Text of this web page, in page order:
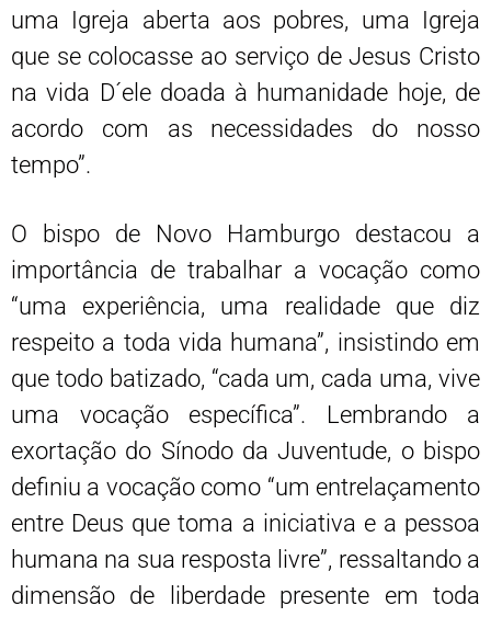
uma Igreja aberta aos pobres, uma Igreja
que se colocasse ao serviço de Jesus Cristo
na vida D´ele doada à humanidade hoje, de
acordo com as necessidades do nosso
tempo”.
O bispo de Novo Hamburgo destacou a
importância de trabalhar a vocação como
“uma experiência, uma realidade que diz
respeito a toda vida humana”, insistindo em
que todo batizado, “cada um, cada uma, vive
uma vocação específica”. Lembrando a
exortação do Sínodo da Juventude, o bispo
definiu a vocação como “um entrelaçamento
entre Deus que toma a iniciativa e a pessoa
humana na sua resposta livre”, ressaltando a
dimensão de liberdade presente em toda